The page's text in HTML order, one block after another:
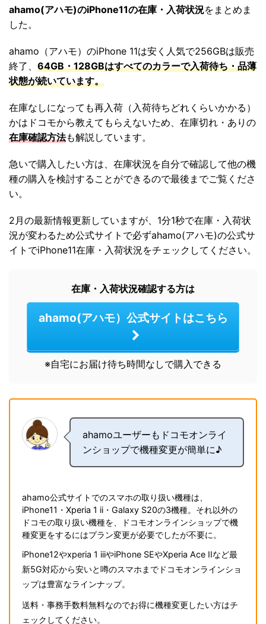
ahamo(アハモ)のiPhone11の在庫・入荷状況をまとめま
した。
ahamo（アハモ）のiPhone 11は安く人気で256GBは販売
終了、 64GB・128GBはすべてのカラーで入荷待ち・品薄
状態が続いています。
在庫なしになっても再入荷（入荷待ちどれくらいかかる）
かはドコモから教えてもらえないため、在庫切れ・ありの
在庫確認方法も解説しています。
急いで購入したい方は、在庫状況を自分で確認して他の機
種の購入を検討することができるので最後までご覧くださ
い。
2月の最新情報更新していますが、1分1秒で在庫・入荷状
況が変わるため公式サイトで必ずahamo(アハモ)の公式サ
イトでiPhone11在庫・入荷状況をチェックしてください。
在庫・入荷状況確認する方は
ahamo(アハモ）公式サイトはこちら
※自宅にお届け待ち時間なしで購入できる
ahamoユーザーもドコモオンライ
ンショップで機種変更が簡単に♪
ahamo公式サイトでのスマホの取り扱い機種は、
iPhone11・Xperia 1 ii・Galaxy S20の3機種。それ以外の
ドコモの取り扱い機種を、ドコモオンラインショップで機
種変更をするにはプラン変更が必要でしたが不要に。
iPhone12やxperia 1 iiiやiPhone SEやXperia Ace IIなど最
新5G対応から安いと噂のスマホまでドコモオンラインショ
ップは豊富なラインナップ。
送料・事務手数料無料なのでお得に機種変更したい方はチ
ェックしてください。